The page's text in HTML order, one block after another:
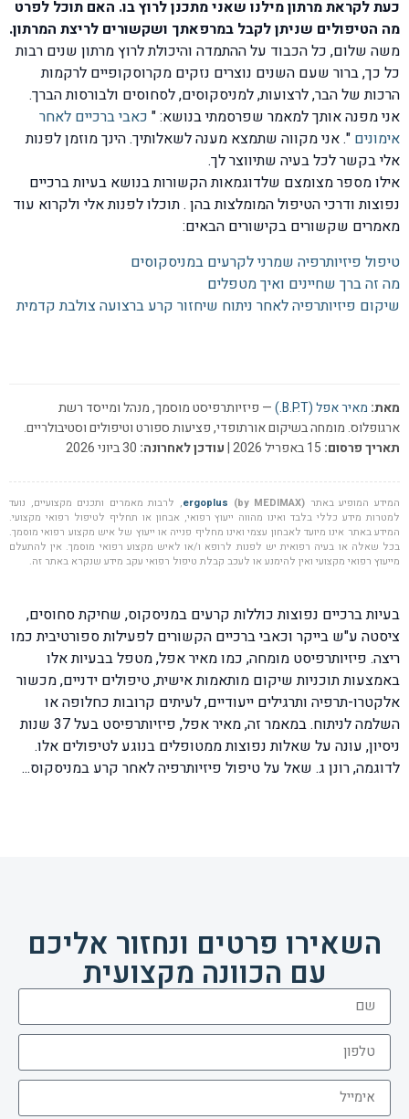
כעת לקראת מרתון מילנו שאני מתכנן לרוץ בו. האם תוכל לפרט
מה הטיפולים שניתן לקבל במרפאתך ושקשורים לריצת המרתון.
משה שלום, כל הכבוד על ההתמדה והיכולת לרוץ מרתון שנים רבות
כל כך, ברור שעם השנים נוצרים נזקים מקרוסקופיים לרקמות
הרכות של הבר, לרצועות, למניסקוסים, לסחוסים ולבורסות הברך.
אני מפנה אותך למאמר שפרסמתי בנושא: " כאבי ברכיים לאחר
אימונים ". אני מקווה שתמצא מענה לשאלותיך. הינך מוזמן לפנות
אלי בקשר לכל בעיה שתיווצר לך.
אילו מספר מצומצם שלדוגמאות הקשורות בנושא בעיות ברכיים
נפוצות ודרכי הטיפול המומלצות בהן . תוכלו לפנות אלי ולקרוא עוד
מאמרים שקשורים בקישורים הבאים:
טיפול פיזיותרפיה שמרני לקרעים במניסקוסים
מה זה ברך שחיינים ואיך מטפלים
שיקום פיזיותרפיה לאחר ניתוח שיחזור קרע ברצועה צולבת קדמית
מאת: מאיר אפל (B.P.T.)
— פיזיותרפיסט מוסמך, מנהל ומייסד רשת
ארגופלוס. מומחה בשיקום אורתופדי, פציעות ספורט וטיפולים וסטיבולריים.
תאריך פרסום:
עודכן לאחרונה:
המידע המופיע באתר ergoplus (by MEDIMAX)
, לרבות מאמרים ותכנים מקצועיים, נועד
למטרות מידע כללי בלבד ואינו מהווה ייעוץ רפואי, אבחון או תחליף לטיפול רפואי מקצועי.
המידע באתר אינו מיועד לאבחון עצמי ואינו מחליף פנייה או ייעוץ של איש מקצוע רפואי מוסמך.
בכל שאלה או בעיה רפואית יש לפנות לרופא ו/או לאיש מקצוע רפואי מוסמך. אין להתעלם
מייעוץ רפואי מקצועי ואין להימנע או לעכב קבלת טיפול רפואי עקב מידע שנקרא באתר זה.
בעיות ברכיים נפוצות כוללות קרעים במניסקוס, שחיקת סחוסים,
ציסטה ע"ש בייקר וכאבי ברכיים הקשורים לפעילות ספורטיבית כמו
ריצה. פיזיותרפיסט מומחה, כמו מאיר אפל, מטפל בבעיות אלו
באמצעות תוכניות שיקום מותאמות אישית, טיפולים ידניים, מכשור
אלקטרו-תרפיה ותרגילים ייעודיים, לעיתים קרובות כחלופה או
השלמה לניתוח. במאמר זה, מאיר אפל, פיזיותרפיסט בעל 37 שנות
ניסיון, עונה על שאלות נפוצות ממטופלים בנוגע לטיפולים אלו.
לדוגמה, רונן ג. שאל על טיפול פיזיותרפיה לאחר קרע במניסקוס...
השאירו פרטים ונחזור אליכם
עם הכוונה מקצועית